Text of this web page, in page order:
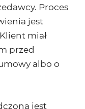
Proces
jest
miał
przed
albo o
jest